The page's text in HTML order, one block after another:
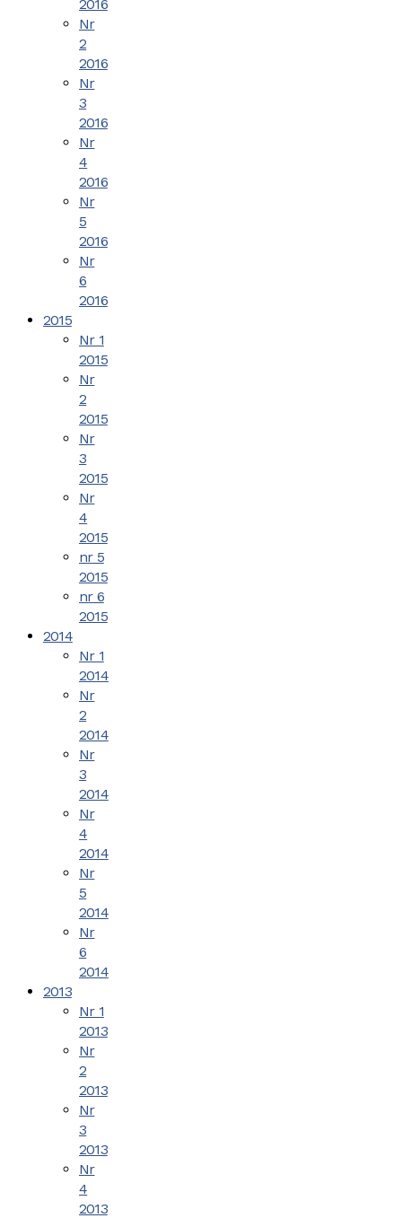
2016
Nr
2
2016
Nr
3
2016
Nr
4
2016
Nr
5
2016
Nr
6
2016
2015
Nr 1
2015
Nr
2
2015
Nr
3
2015
Nr
4
2015
nr 5
2015
nr 6
2015
2014
Nr 1
2014
Nr
2
2014
Nr
3
2014
Nr
4
2014
Nr
5
2014
Nr
6
2014
2013
Nr 1
2013
Nr
2
2013
Nr
3
2013
Nr
4
2013